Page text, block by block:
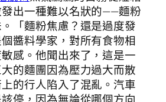
出一種難以名狀的——麵粉
「麵粉焦慮？還是過度發
醬料學家，對所有食物相
感。他聞出來了，這是一
的麵團因為壓力過大而散
的行人陷入了混亂。汽車